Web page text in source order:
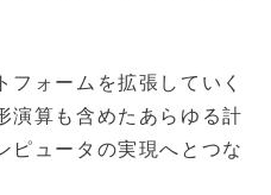
フォームを拡張していく
演算も含めたあらゆる計
ピュータの実現へとつな